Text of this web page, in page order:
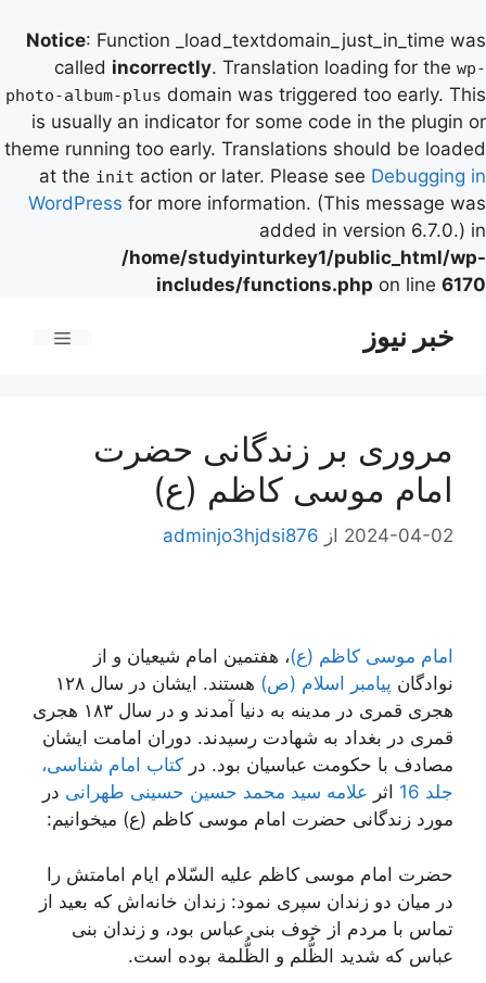
Notice: Function _load_textdomain_just_in_time was
called incorrectly. Translation loading for the wp-
photo-album-plus domain was triggered too early. This
is usually an indicator for some code in the plugin or
theme running too early. Translations should be loaded
at the init action or later. Please see Debugging in
WordPress for more information. (This message was
added in version 6.7.0.) in
/home/studyinturkey1/public_html/wp-
includes/functions.php on line 6170
خبر نیوز
مروری بر زندگانی حضرت
امام موسی کاظم (ع)
2024-04-02 از adminjo3hjdsi876
امام موسی کاظم (ع)، هفتمین امام شیعیان و از
نوادگان پیامبر اسلام (ص)
هستند. ایشان در سال ۱۲۸
هجری قمری در مدینه به دنیا آمدند و در سال ۱۸۳ هجری
قمری در بغداد به شهادت رسیدند. دوران امامت ایشان
مصادف با حکومت عباسیان بود. در کتاب امام شناسی،
جلد 16
اثر علامه سید محمد حسین حسینی طهرانی در
مورد زندگانی حضرت امام موسی کاظم (ع) میخوانیم:
حضرت امام موسى كاظم علیه السّلام‌ ایام امامتش را
در میان دو زندان سپرى نمود: زندان خانه‌اش كه بعید از
تماس با مردم از خوف بنى عباس بود، و زندان بنى
عباس كه شدید الظُّلم و الظُّلمة بوده است.